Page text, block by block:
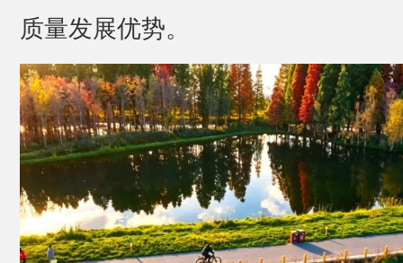
质量发展优势。